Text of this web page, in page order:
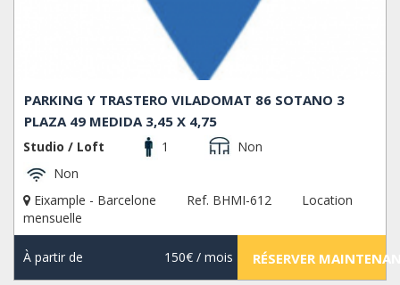
PARKING Y TRASTERO VILADOMAT 86 SOTANO 3
PLAZA 49 MEDIDA 3,45 X 4,75
Studio / Loft 1
Non
Non
Eixample - Barcelone
Ref. BHMI-612
Location
mensuelle
À partir de 150€/ mois RÉSERVER